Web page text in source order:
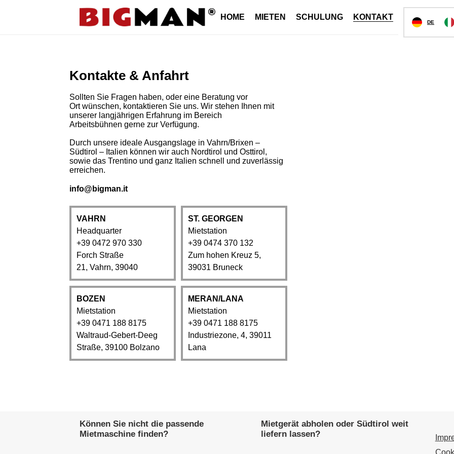
HOME MIETEN SCHULUNG KONTAKT
DE
Kontakte & Anfahrt
Sollten Sie Fragen haben, oder eine Beratung vor
Ort wünschen, kontaktieren Sie uns. Wir stehen Ihnen mit
unserer langjährigen Erfahrung im Bereich
Arbeitsbühnen gerne zur Verfügung.
Durch unsere ideale Ausgangslage in Vahrn/Brixen –
Südtirol – Italien können wir auch Nordtirol und Osttirol,
sowie das Trentino und ganz Italien schnell und zuverlässig
erreichen.
info@bigman.it
VAHRN
Headquarter
+39 0472 970 330
Forch Straße
21, Vahrn, 39040
ST. GEORGEN
Mietstation
+39 0474 370 132
Zum hohen Kreuz 5,
39031 Bruneck
BOZEN
Mietstation
+39 0471 188 8175
Waltraud-Gebert-Deeg
Straße, 39100 Bolzano
MERAN/LANA
Mietstation
+39 0471 188 8175
Industriezone, 4, 39011
Lana
Können Sie nicht die passende
Mietmaschine finden?
Mietgerät abholen oder Südtirol weit
liefern lassen?